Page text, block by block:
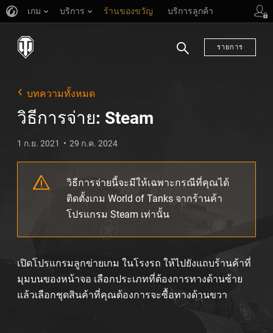
เกม บริการ ร้านของขวัญ บริการลูกค้า
รายการ
บทความทั้งหมด
วิธีการจ่าย: Steam
1 ก.ย. 2021 29 ก.ค. 2024
วิธีการจ่ายนี้จะมีให้เฉพาะกรณีที่คุณได้
ติดตั้งเกม World of Tanks จากร้านค้า
โปรแกรม Steam เท่านั้น
เปิดโปรแกรมลูกข่ายเกม ในโรงรถ ให้ไปยังแถบร้านค้าที่
มุมบนของหน้าจอ เลือกประเภทที่ต้องการทางด้านซ้าย
แล้วเลือกชุดสินค้าที่คุณต้องการจะซื้อทางด้านขวา